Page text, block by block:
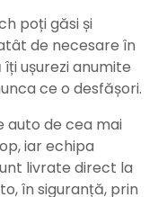
poți găsi și
de necesare în
ușurezi anumite
ce o desfășori.
auto de cea mai
iar echipa
livrate direct la
în siguranță, prin